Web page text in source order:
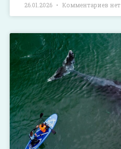
26.01.2026 Комментариев нет